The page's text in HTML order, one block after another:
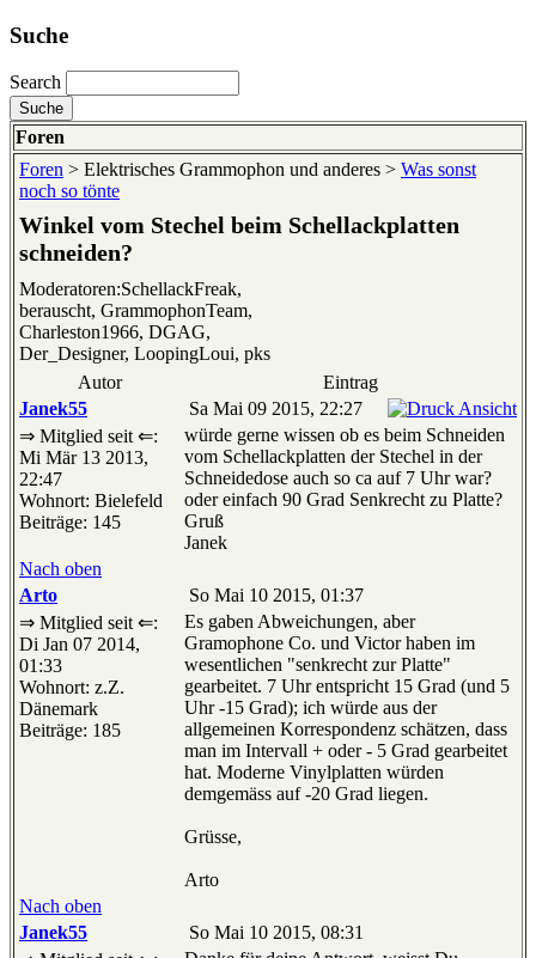
Suche
Search
Foren
Foren > Elektrisches Grammophon und anderes > Was sonst
noch so tönte
Winkel vom Stechel beim Schellackplatten
schneiden?
Moderatoren:SchellackFreak,
berauscht, GrammophonTeam,
Charleston1966, DGAG,
Der_Designer, LoopingLoui, pks
Autor
Eintrag
Janek55
Sa Mai 09 2015, 22:27
⇒ Mitglied seit ⇐:
Mi Mär 13 2013,
22:47
Wohnort: Bielefeld
Beiträge: 145
würde gerne wissen ob es beim Schneiden
vom Schellackplatten der Stechel in der
Schneidedose auch so ca auf 7 Uhr war?
oder einfach 90 Grad Senkrecht zu Platte?
Gruß
Janek
Nach oben
Arto
So Mai 10 2015, 01:37
⇒ Mitglied seit ⇐:
Di Jan 07 2014,
01:33
Wohnort: z.Z.
Dänemark
Beiträge: 185
Es gaben Abweichungen, aber
Gramophone Co. und Victor haben im
wesentlichen "senkrecht zur Platte"
gearbeitet. 7 Uhr entspricht 15 Grad (und 5
Uhr -15 Grad); ich würde aus der
allgemeinen Korrespondenz schätzen, dass
man im Intervall + oder - 5 Grad gearbeitet
hat. Moderne Vinylplatten würden
demgemäss auf -20 Grad liegen.
Grüsse,
Arto
Nach oben
Janek55
So Mai 10 2015, 08:31